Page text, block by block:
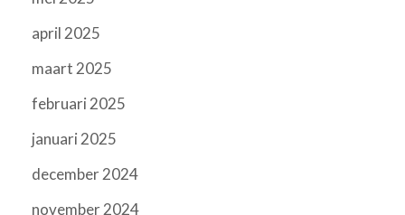
april 2025
maart 2025
februari 2025
januari 2025
december 2024
november 2024